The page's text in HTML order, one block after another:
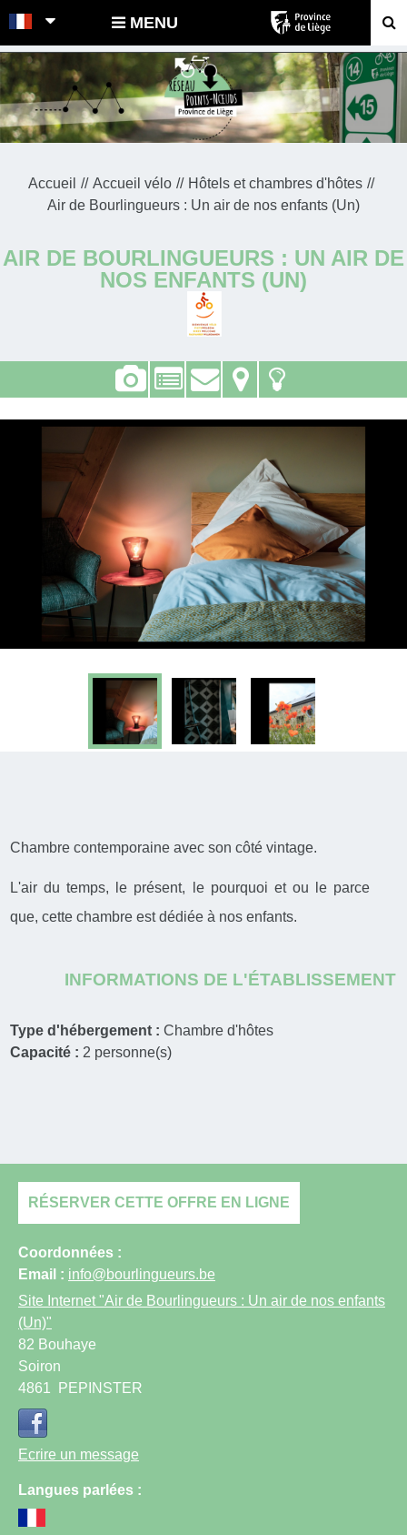
POINTS-NOEUDS MENU
Accueil Accueil vélo
Hôtels et chambres d'hôtes
Air de Bourlingueurs : Un air de nos enfants (Un)
AIR DE BOURLINGUEURS : UN AIR DE
NOS ENFANTS (UN)
Chambre contemporaine avec son côté vintage.
L'air du temps, le présent, le pourquoi et ou le parce
que, cette chambre est dédiée à nos enfants.
INFORMATIONS DE L'ÉTABLISSEMENT
Type d'hébergement :Chambre d'hôtes
Capacité : 2 personne(s)
RÉSERVER CETTE OFFRE EN LIGNE
Coordonnées :
Email : info@bourlingueurs.be
Site Internet "Air de Bourlingueurs : Un air de nos enfants
(Un)"
82 Bouhaye
Soiron
4861
PEPINSTER
Ecrire un message
Langues parlées :